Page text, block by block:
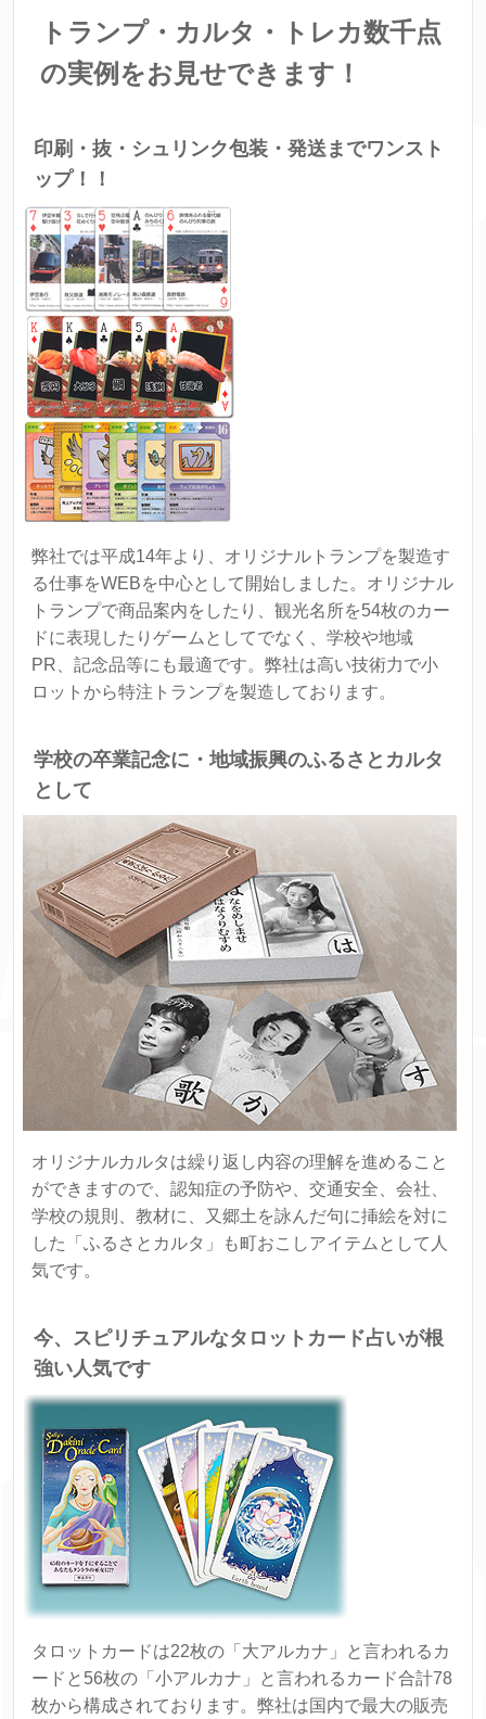
トランプ・カルタ・トレカ数千点
の実例をお見せできます！
印刷・抜・シュリンク包装・発送までワンスト
ップ！！
弊社では平成14年より、オリジナルトランプを製造す
る仕事をWEBを中心として開始しました。オリジナル
トランプで商品案内をしたり、観光名所を54枚のカー
ドに表現したりゲームとしてでなく、学校や地域
PR、記念品等にも最適です。弊社は高い技術力で小
ロットから特注トランプを製造しております。
学校の卒業記念に・地域振興のふるさとカルタ
として
オリジナルカルタは繰り返し内容の理解を進めること
ができますので、認知症の予防や、交通安全、会社、
学校の規則、教材に、又郷土を詠んだ句に挿絵を対に
した「ふるさとカルタ」も町おこしアイテムとして人
気です。
今、スピリチュアルなタロットカード占いが根
強い人気です
タロットカードは22枚の「大アルカナ」と言われるカ
ードと56枚の「小アルカナ」と言われるカード合計78
枚から構成されております。弊社は国内で最大の販売